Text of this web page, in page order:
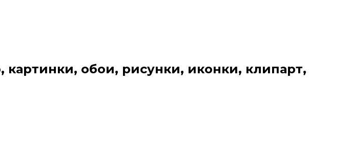
картинки, обои, рисунки, иконки, клипарт,